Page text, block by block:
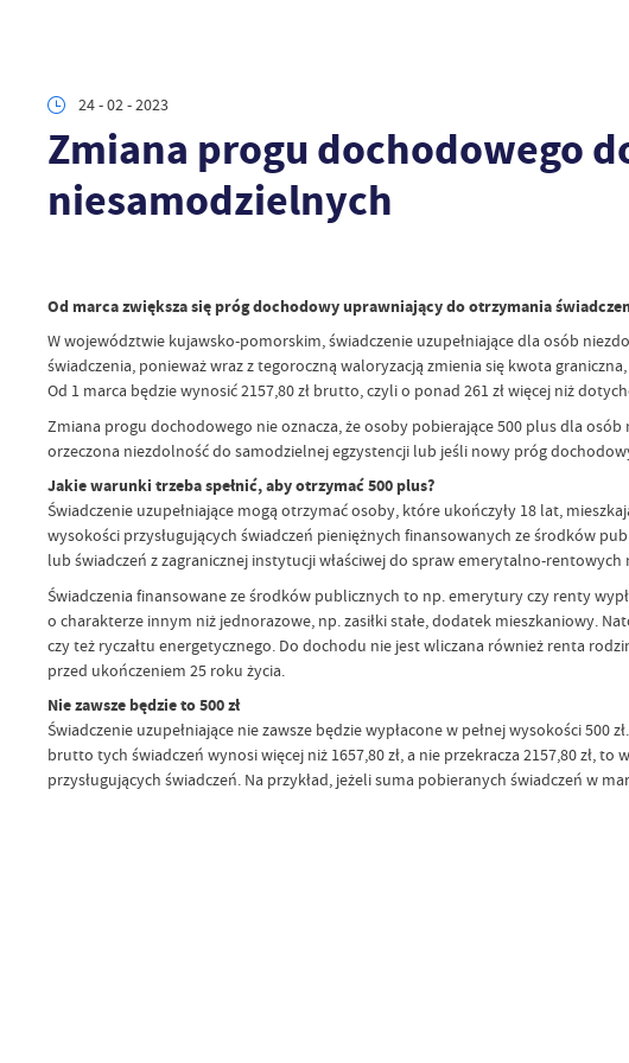
24 - 02 - 2023
Zmiana progu dochodowego
niesamodzielnych
Od marca zwiększa się próg dochodowy uprawniający do otrzymania
W województwie kujawsko-pomorskim, świadczenie uzupełniające dla osób
świadczenia, ponieważ wraz z tegoroczną waloryzacją zmienia się kwota
Od 1 marca będzie wynosić 2157,80 zł brutto, czyli o ponad 261 zł więcej niż
Zmiana progu dochodowego nie oznacza, że osoby pobierające 500 plus dla
orzeczona niezdolność do samodzielnej egzystencji lub jeśli nowy próg
Jakie warunki trzeba spełnić, aby otrzymać 500 plus?
Świadczenie uzupełniające mogą otrzymać osoby, które ukończyły 18 lat,
wysokości przysługujących świadczeń pieniężnych finansowanych ze środków
lub świadczeń z zagranicznej instytucji właściwej do spraw emerytalno-rentowych
Świadczenia finansowane ze środków publicznych to np. emerytury czy renty
o charakterze innym niż jednorazowe, np. zasiłki stałe, dodatek mieszkaniowy.
czy też ryczałtu energetycznego. Do dochodu nie jest wliczana również renta
przed ukończeniem 25 roku życia.
Nie zawsze będzie to 500 zł
Świadczenie uzupełniające nie zawsze będzie wypłacone w pełnej wysokości
brutto tych świadczeń wynosi więcej niż 1657,80 zł, a nie przekracza 2157,80 zł,
przysługujących świadczeń. Na przykład, jeżeli suma pobieranych świadczeń w